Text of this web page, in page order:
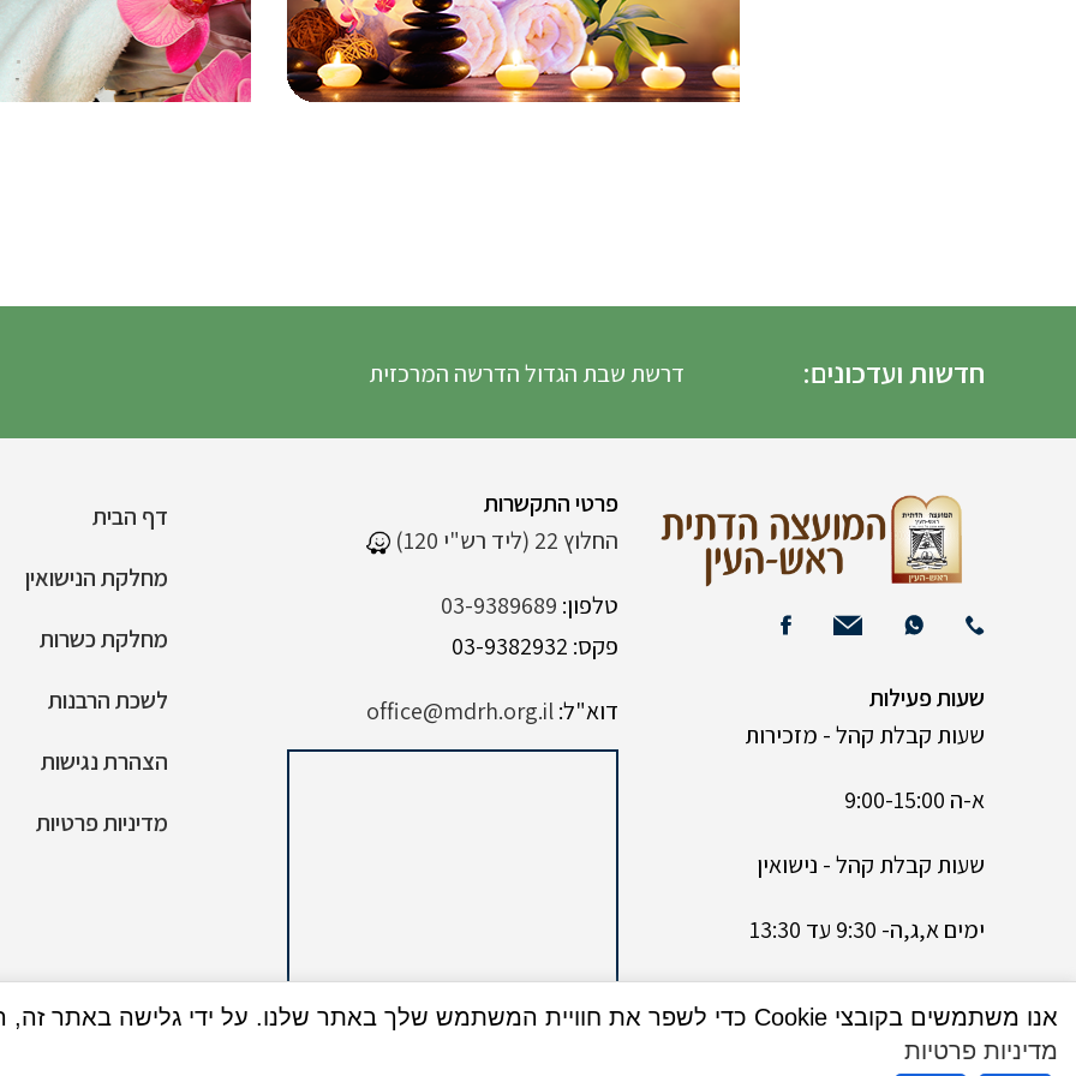
חדשות ועדכונים: דרשת שבת הגדול הדרשה המרכזית
דף הבית
מחלקת הנישואין
מחלקת כשרות
לשכת הרבנות
הצהרת נגישות
מדיניות פרטיות
פרטי התקשרות
החלוץ 22 (ליד רש"י 120)
טלפון: 03-9389689
פקס: 03-9382932
דוא"ל:office@mdrh.org.il
שעות פעילות
שעות קבלת קהל - מזכירות
א-ה 9:00-15:00
שעות קבלת קהל - נישואין
ימים א,ג,ה- 9:30 עד 13:30
אחה”צ בין השעות 17:00-19:00
אנו משתמשים בקובצי Cookie כדי לשפר את חוויית המשתמש שלך באתר שלנו. על ידי גלישה באתר זה, הנך מסכים לשימוש שלנו בקובצי Cookie.
מדיניות פרטיות